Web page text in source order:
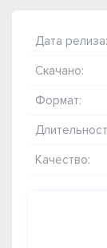
Дата релиза:
Скачано:
Формат:
Качество: